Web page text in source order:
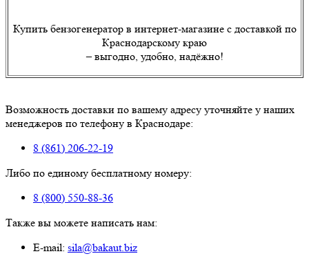
Купить бензогенератор в интернет-магазине с доставкой по
Краснодарскому краю
– выгодно, удобно, надёжно!
Возможность доставки по вашему адресу уточняйте у наших
менеджеров по телефону в Краснодаре:
8 (861) 206-22-19
Либо по единому бесплатному номеру:
8 (800) 550-88-36
Также вы можете написать нам:
E-mail: sila@bakaut.biz